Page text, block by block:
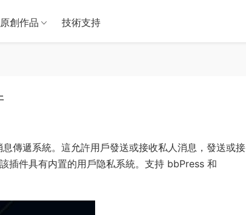
原創作品 技術支持
傳遞系統。這允許用戶發送或接收私人消息，發送或接
插件具有内置的用戶隐私系統。支持 bbPress 和